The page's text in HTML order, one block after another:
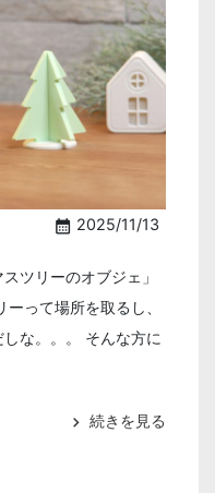
calendar_month 2025/11/13
ツリーのオブジェ」
って場所を取るし、
な。。。 そんな方に
chevron_right 続きを見る